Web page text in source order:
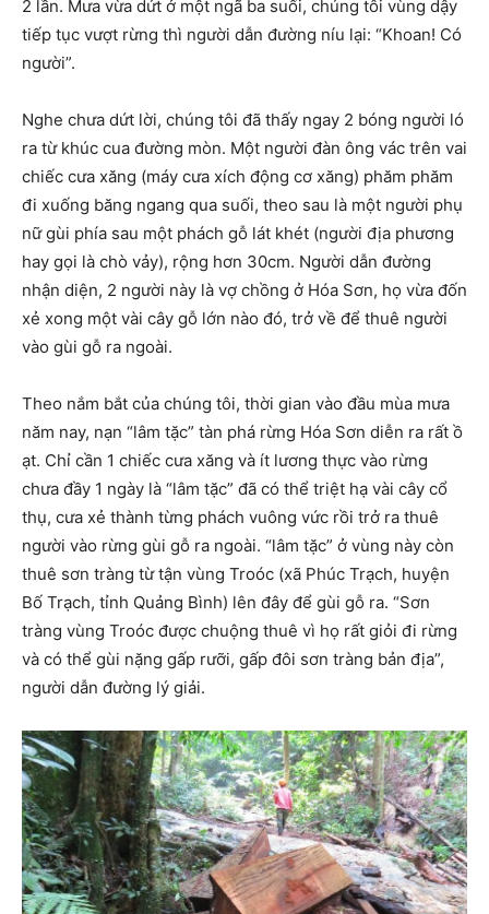
2 lần. Mưa vừa dứt ở một ngã ba suối, chúng tôi vùng dậy
tiếp tục vượt rừng thì người dẫn đường níu lại: “Khoan! Có
người”.
Nghe chưa dứt lời, chúng tôi đã thấy ngay 2 bóng người ló
ra từ khúc cua đường mòn. Một người đàn ông vác trên vai
chiếc cưa xăng (máy cưa xích động cơ xăng) phăm phăm
đi xuống băng ngang qua suối, theo sau là một người phụ
nữ gùi phía sau một phách gỗ lát khét (người địa phương
hay gọi là chò vảy), rộng hơn 30cm. Người dẫn đường
nhận diện, 2 người này là vợ chồng ở Hóa Sơn, họ vừa đốn
xẻ xong một vài cây gỗ lớn nào đó, trở về để thuê người
vào gùi gỗ ra ngoài.
Theo nắm bắt của chúng tôi, thời gian vào đầu mùa mưa
năm nay, nạn “lâm tặc” tàn phá rừng Hóa Sơn diễn ra rất ồ
ạt. Chỉ cần 1 chiếc cưa xăng và ít lương thực vào rừng
chưa đầy 1 ngày là “lâm tặc” đã có thể triệt hạ vài cây cổ
thụ, cưa xẻ thành từng phách vuông vức rồi trở ra thuê
người vào rừng gùi gỗ ra ngoài. “lâm tặc” ở vùng này còn
thuê sơn tràng từ tận vùng Troóc (xã Phúc Trạch, huyện
Bố Trạch, tỉnh Quảng Bình) lên đây để gùi gỗ ra. “Sơn
tràng vùng Troóc được chuộng thuê vì họ rất giỏi đi rừng
và có thể gùi nặng gấp rưỡi, gấp đôi sơn tràng bản địa”,
người dẫn đường lý giải.